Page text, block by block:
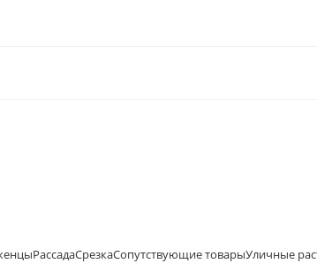
РассадаСрезкаСопутствующие товарыУличные